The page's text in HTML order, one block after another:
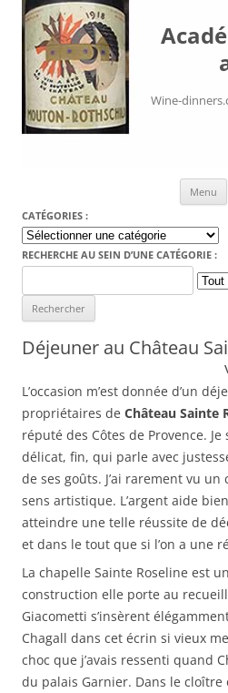
Wine-
Menu
CATÉGORIES :
Catégories
:
RECHERCHE AU SEIN D’UNE CATÉGORIE :
for:
Déjeuner au Château
L’occasion m’est donnée d’un
propriétaires de Château Sainte
réputé des Côtes de Provence.
délicat, fin, qui parle avec
de ses goûts. J’ai rarement vu
sens artistique. L’argent aide
atteindre une telle réussite de
et dans le tout que si l’on a une
La chapelle Sainte Roseline est
construction elle porte au
Giacometti s’insèrent
Chagall dans cet écrin si vieux
choc que j’avais ressenti quand
du palais Garnier. Dans le cloître